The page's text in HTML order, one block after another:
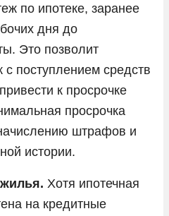
по ипотеке, заранее
дня до
Это позволит
с поступлением средств
к просрочке
просрочка
штрафов и
истории.
Хотя ипотечная
на кредитные